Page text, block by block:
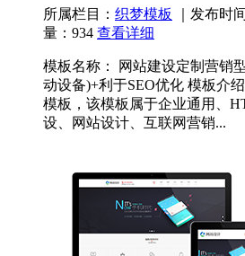
所属栏目： 织梦模板
｜发布时
量：934 查看详细
模板名称： 网站建设定制营销
动设备)+利于SEO优化 模板介
模板，该模板属于企业通用、
设、网站设计、互联网营销...